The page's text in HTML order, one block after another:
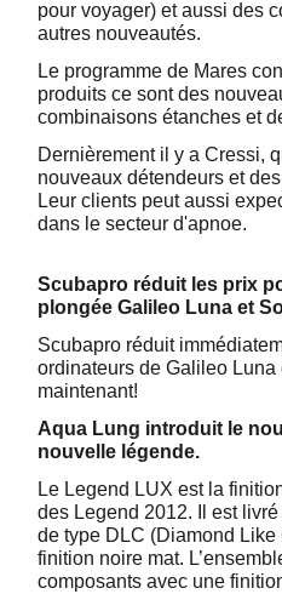
pour voyager) et aussi des
autres nouveautés.
Le programme de Mares
produits ce sont des
combinaisons étanches et
Dernièrement il y a Cressi,
nouveaux détendeurs et
Leur clients peut aussi
dans le secteur d'apnoe.
Scubapro réduit les prix
plongée Galileo Luna et
Scubapro réduit
ordinateurs de Galileo
maintenant!
Aqua Lung introduit le
nouvelle légende.
Le Legend LUX est la
des Legend 2012. Il est
de type DLC (Diamond
finition noire mat.
composants avec une